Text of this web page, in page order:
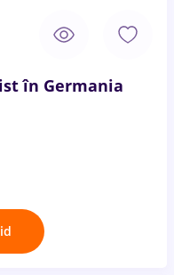
în Germania